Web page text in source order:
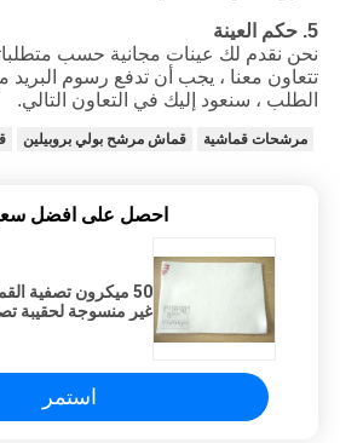
5. حكم العينة
نحن نقدم لك عينات مجانية حسب
تتعاون معنا ، يجب أن تدفع رسوم البريد
الطلب ، سنعود إليك في التعاون التالي.
مرشحات قماشية قماش مرشح بولي بروبيلين
احصل على افضل
غير منسوجة لحقيبة
استمر